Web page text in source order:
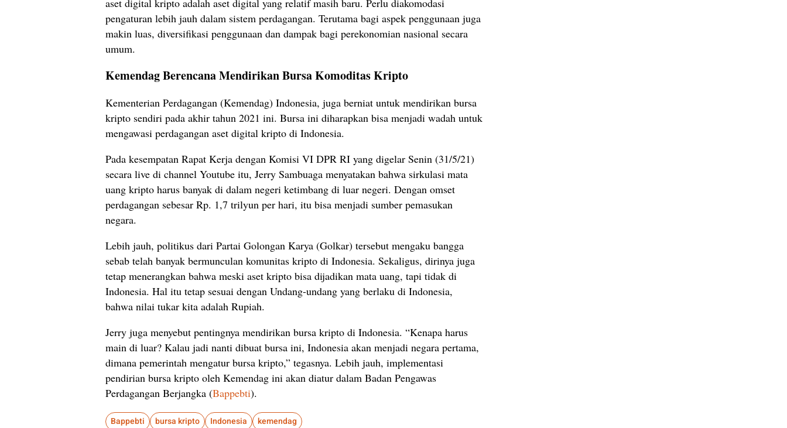
pengaturan lebih jauh dalam sistem perdagangan. Terutama bagi aspek penggunaan juga
makin luas, diversifikasi penggunaan dan dampak bagi perekonomian nasional secara
umum.
Kemendag Berencana Mendirikan Bursa Komoditas Kripto
Kementerian Perdagangan (Kemendag) Indonesia, juga berniat untuk mendirikan bursa
kripto sendiri pada akhir tahun 2021 ini. Bursa ini diharapkan bisa menjadi wadah untuk
mengawasi perdagangan aset digital kripto di Indonesia.
Pada kesempatan Rapat Kerja dengan Komisi VI DPR RI yang digelar Senin (31/5/21)
secara live di channel Youtube itu, Jerry Sambuaga menyatakan bahwa sirkulasi mata
uang kripto harus banyak di dalam negeri ketimbang di luar negeri. Dengan omset
perdagangan sebesar Rp. 1,7 trilyun per hari, itu bisa menjadi sumber pemasukan
negara.
Lebih jauh, politikus dari Partai Golongan Karya (Golkar) tersebut mengaku bangga
sebab telah banyak bermunculan komunitas kripto di Indonesia. Sekaligus, dirinya juga
tetap menerangkan bahwa meski aset kripto bisa dijadikan mata uang, tapi tidak di
Indonesia. Hal itu tetap sesuai dengan Undang-undang yang berlaku di Indonesia,
bahwa nilai tukar kita adalah Rupiah.
Jerry juga menyebut pentingnya mendirikan bursa kripto di Indonesia. “Kenapa harus
main di luar? Kalau jadi nanti dibuat bursa ini, Indonesia akan menjadi negara pertama,
dimana pemerintah mengatur bursa kripto,” tegasnya. Lebih jauh, implementasi
pendirian bursa kripto oleh Kemendag ini akan diatur dalam Badan Pengawas
Perdagangan Berjangka (Bappebti).
Bappebti bursa kripto Indonesia kemendag